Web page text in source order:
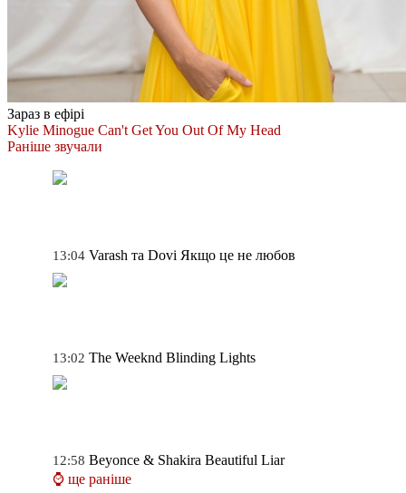
Зараз в ефірі
Kylie Minogue Can't Get You Out Of My Head
Раніше звучали
13:04 Varash та Dovi Якщо це не любов
13:02 The Weeknd Blinding Lights
12:58 Beyonce & Shakira Beautiful Liar
⌚ ще раніше